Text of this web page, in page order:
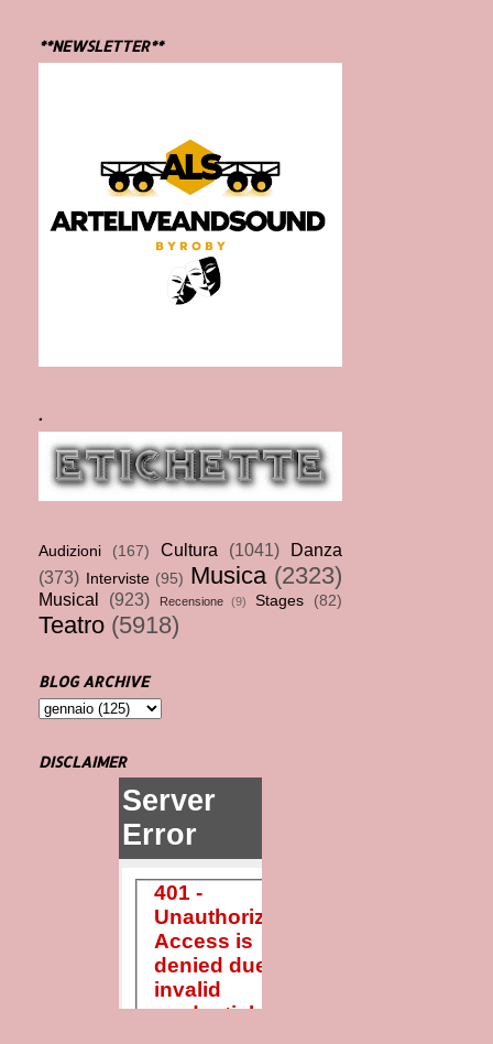
**NEWSLETTER**
.
Audizioni (167) Cultura (1041)
Danza
(373)
Interviste (95) Musica (2323)
Musical (923) Recensione (9) Stages (82)
Teatro (5918)
BLOG ARCHIVE
DISCLAIMER